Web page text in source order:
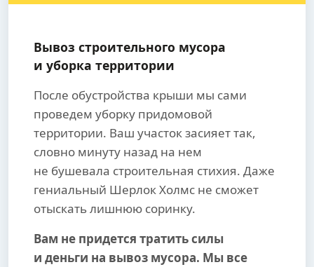
Вывоз строительного мусора
и уборка территории
После обустройства крыши мы сами
проведем уборку придомовой
территории. Ваш участок засияет так,
словно минуту назад на нем
не бушевала строительная стихия. Даже
гениальный Шерлок Холмс не сможет
отыскать лишнюю соринку.
Вам не придется тратить силы
и деньги на вывоз мусора. Мы все